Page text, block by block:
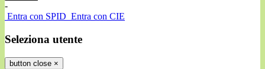
-
Entra con SPID Entra con CIE
Seleziona utente
button close ×